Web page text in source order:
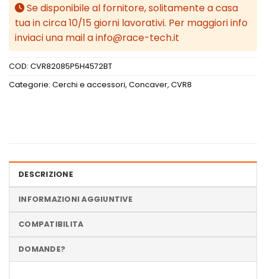
Se disponibile al fornitore, solitamente a casa
tua in circa 10/15 giorni lavorativi. Per maggiori info
inviaci una mail a info@race-tech.it
COD: CVR82085P5H4572BT
Categorie: Cerchi e accessori, Concaver, CVR8
DESCRIZIONE
INFORMAZIONI AGGIUNTIVE
COMPATIBILITA
DOMANDE?